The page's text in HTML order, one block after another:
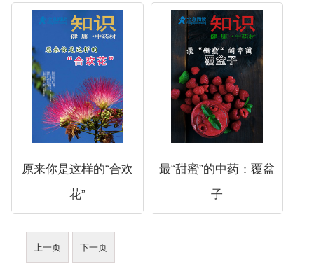
原来你是这样的“合欢
花”
最“甜蜜”的中药：覆盆
子
上一页 下一页